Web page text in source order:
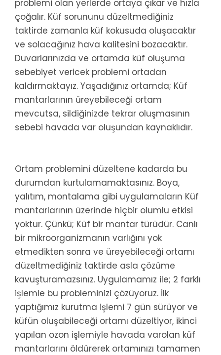
problemi olan yerlerde ortaya çıkar ve hızla
çoğalır. Küf sorununu düzeltmediğiniz
taktirde zamanla küf kokusuda oluşacaktır
ve solacağınız hava kalitesini bozacaktır.
Duvarlarınızda ve ortamda küf oluşuma
sebebiyet vericek problemi ortadan
kaldırmaktayız. Yaşadığınız ortamda; Küf
mantarlarının üreyebileceği ortam
mevcutsa, sildiğinizde tekrar oluşmasının
sebebi havada var oluşundan kaynaklıdır.
Ortam problemini düzeltene kadarda bu
durumdan kurtulamamaktasınız. Boya,
yalıtım, montalama gibi uygulamaların Küf
mantarlarının üzerinde hiçbir olumlu etkisi
yoktur. Çünkü; Küf bir mantar türüdür. Canlı
bir mikroorganizmanın varlığını yok
etmedikten sonra ve üreyebileceği ortamı
düzeltmediğiniz taktirde asla çözüme
kavuşturamazsınız. Uygulamamız ile; 2 farklı
işlemle bu probleminizi çözüyoruz. İlk
yaptığımız kurutma işlemi 7 gün sürüyor ve
küfün oluşabileceği ortamı düzeltiyor, ikinci
yapılan ozon işlemiyle havada varolan küf
mantarlarını öldürerek ortamınızı tamamen